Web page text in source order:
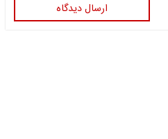
ارسال دیدگاه